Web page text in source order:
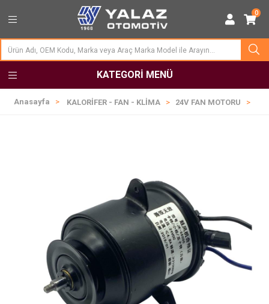
0
KATEGORI MENÜ
Anasayfa KALORİFER - FAN - KLİMA 24V FAN MOTORU